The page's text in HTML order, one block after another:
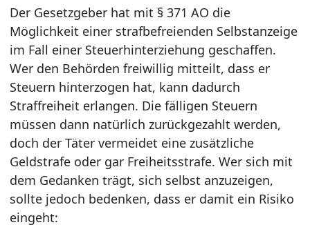
Der Gesetzgeber hat mit § 371 AO die
Möglichkeit einer strafbefreienden Selbstanzeige
im Fall einer Steuerhinterziehung geschaffen.
Wer den Behörden freiwillig mitteilt, dass er
Steuern hinterzogen hat, kann dadurch
Straffreiheit erlangen. Die fälligen Steuern
müssen dann natürlich zurückgezahlt werden,
doch der Täter vermeidet eine zusätzliche
Geldstrafe oder gar Freiheitsstrafe. Wer sich mit
dem Gedanken trägt, sich selbst anzuzeigen,
sollte jedoch bedenken, dass er damit ein Risiko
eingeht: